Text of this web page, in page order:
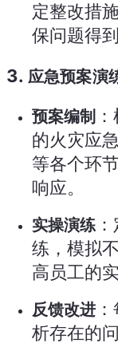
定整改措
保问题得
3. 应急预案演
预案编制
的火灾应
等各个环
响应。
实操演练
练，模拟
高员工的
反馈改进
析存在的